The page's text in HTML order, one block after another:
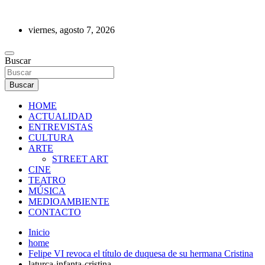
contenidoviernes, agosto 7, 2026
REVISTA DE PRENSA
Buscar
Buscar
HOME
ACTUALIDAD
ENTREVISTAS
CULTURA
ARTE
STREET ART
CINE
TEATRO
MÚSICA
MEDIOAMBIENTE
CONTACTO
Inicio
home
Felipe VI revoca el título de duquesa de su hermana Cristina